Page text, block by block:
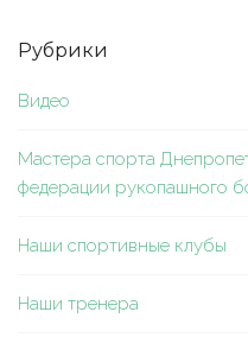
Рубрики
Видео
Мастера спорта
федерации рукопашного
Наши спортивные клубы
Наши тренера